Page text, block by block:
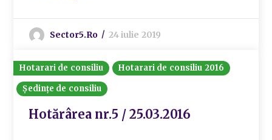
Sector5.ro 24 iulie 2019
Hotarari de consiliu
Hotarari de consiliu 2016
Ședințe de consiliu
Hotărârea nr.5 / 25.03.2016